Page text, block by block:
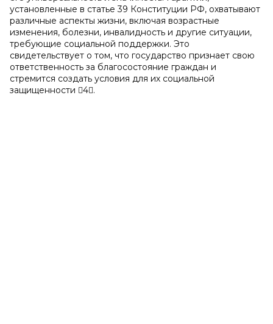
установленные в статье 39 Конституции РФ, охватывают
различные аспекты жизни, включая возрастные
изменения, болезни, инвалидность и другие ситуации,
требующие социальной поддержки. Это
свидетельствует о том, что государство признает свою
ответственность за благосостояние граждан и
стремится создать условия для их социальной
защищенности 4.